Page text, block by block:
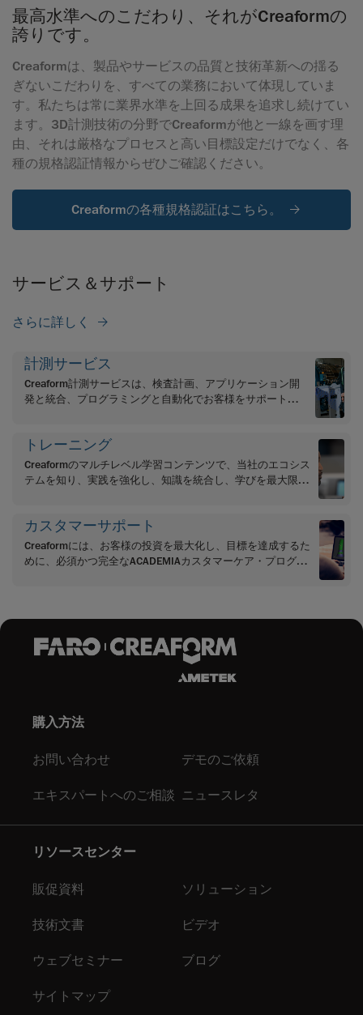
最高水準へのこだわり、それがCreaformの
誇りです。
Creaformは、製品やサービスの品質と技術革新への揺る
ぎないこだわりを、すべての業務において体現していま
す。私たちは常に業界水準を上回る成果を追求し続けてい
ます。3D計測技術の分野でCreaformが他と一線を画す理
由、それは厳格なプロセスと高い目標設定だけでなく、各
種の規格認証情報からぜひご確認ください。
Creaformの各種規格認証はこちら。
サービス＆サポート
さらに詳しく
計測サービス
Creaform計測サービスは、検査計画、アプリケーション開
発と統合、プログラミングと自動化でお客様をサポートし
トレーニング
Creaformのマルチレベル学習コンテンツで、当社のエコシス
テムを知り、実践を強化し、知識を統合し、学びを最大限に
カスタマーサポート
Creaformには、お客様の投資を最大化し、目標を達成するた
めに、必須かつ完全なACADEMIAカスタマーケア・プログラ
購入方法
お問い合わせ デモのご依頼
エキスパートへのご相談 ニュースレタ
リソースセンター
販促資料 ソリューション
技術文書 ビデオ
ウェブセミナー ブログ
サイトマップ